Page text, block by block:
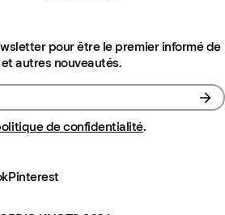
pour être le premier informé de
autres nouveautés.
de confidentialité.
Pinterest